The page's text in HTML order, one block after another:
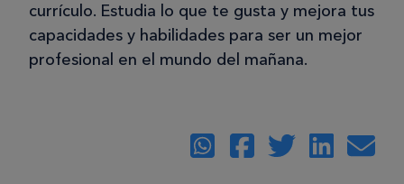
currículo. Estudia lo que te gusta y mejora tus
capacidades y habilidades para ser un mejor
profesional en el mundo del mañana.